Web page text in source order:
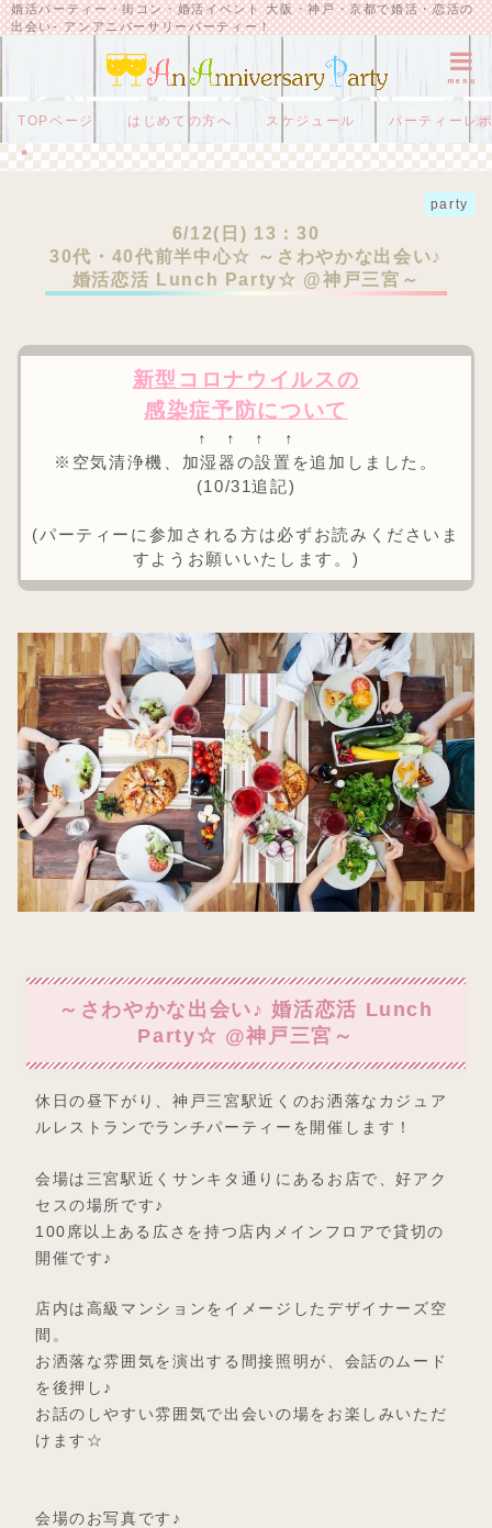
婚活パーティー・街コン・婚活イベント 大阪・神戸・京都で婚活・恋活の
出会い- アンアニバーサリーパーティー！
menu
TOPページ はじめての方へ スケジュール パーティーレ
HOME party
6/12(日) 13：30
30代・40代前半中心☆ ～さわやかな出会い♪ 婚活恋活 Lunch Party☆ @神戸三宮～
party
6/12(日) 13：30
30代・40代前半中心☆ ～さわやかな出会い♪
婚活恋活 Lunch Party☆ @神戸三宮～
新型コロナウイルスの
感染症予防について
↑ ↑ ↑ ↑
※空気清浄機、加湿器の設置を追加しました。
(10/31追記)
(パーティーに参加される方は必ずお読みくださいま
すようお願いいたします。)
～さわやかな出会い♪ 婚活恋活 Lunch
Party☆ @神戸三宮～
休日の昼下がり、神戸三宮駅近くのお洒落なカジュア
ルレストランでランチパーティーを開催します！
会場は三宮駅近くサンキタ通りにあるお店で、好アク
セスの場所です♪
100席以上ある広さを持つ店内メインフロアで貸切の
開催です♪
店内は高級マンションをイメージしたデザイナーズ空
間。
お洒落な雰囲気を演出する間接照明が、会話のムード
を後押し♪
お話のしやすい雰囲気で出会いの場をお楽しみいただ
けます☆
会場のお写真です♪